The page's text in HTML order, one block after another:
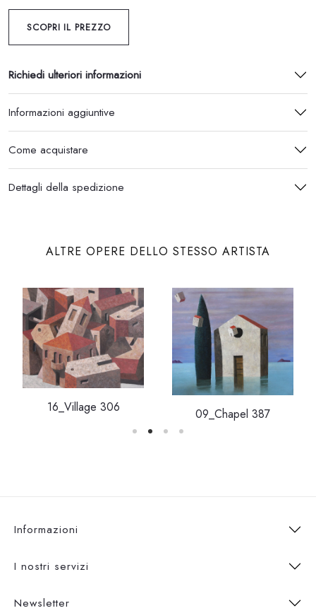
SCOPRI IL PREZZO
Richiedi ulteriori informazioni
Informazioni aggiuntive
Come acquistare
Dettagli della spedizione
ALTRE OPERE DELLO STESSO ARTISTA
16_Village 306 09_Chapel 387
Informazioni
I nostri servizi
Newsletter